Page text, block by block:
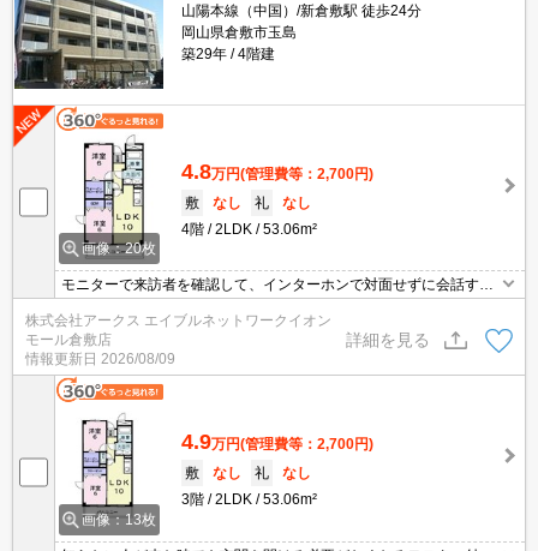
山陽本線（中国）/新倉敷駅 徒歩24分
岡山県倉敷市玉島
築29年
4階建
画像：20枚
4.8万円(管理費等：2,700円)
敷
なし 礼
なし
4階
2LDK 53.06m²
モニターで来訪者を確認して、インターホンで対面せずに会話する
ヤーなどもまとめてスッキリ収納できます。BSアンテナが設置され
ていて、加入後すぐにBSが視聴できます。簡単に温度管理できるエ
アコン付きの物件。駐輪場付きの物件です。
株式会社アークス エイブルネットワークイオン
モール倉敷店
情報更新日 2026/08/09
詳細を見る
画像：13枚
4.9万円(管理費等：2,700円)
敷
なし 礼
なし
3階
2LDK 53.06m²